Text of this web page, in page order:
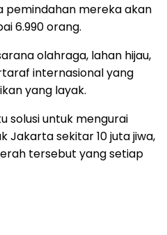
pemindahan mereka akan
6.990 orang.
olahraga, lahan hijau,
internasional yang
yang layak.
solusi untuk mengurai
Jakarta sekitar 10 juta jiwa,
tersebut yang setiap